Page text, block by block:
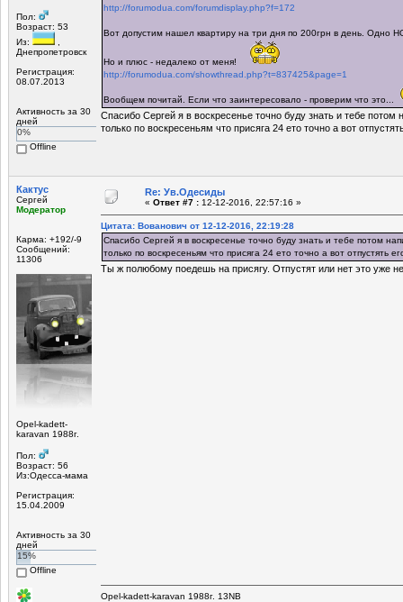
Пол:
Возраст: 53
Из:
Днепропетровск
Регистрация:
08.07.2013
Активность за 30
дней
0%
Offline
http://forumodua.com/forumdisplay.php?f=172
Вот допустим нашел квартиру на три дня по 200грн в день. Одно
Но и плюс - недалеко от меня!
http://forumodua.com/showthread.php?t=837425&page=1
Вообщем почитай. Если что заинтересовало - проверим что это...
Спасибо Сергей я в воскресенье точно буду знать и тебе
только по воскресеньям что присяга 24 ето точно а вот
Кактус
Сергей
Модератор
Карма: +192/-9
Сообщений:
11306
Opel-kadett-
karavan 1988г.
Пол:
Возраст: 56
Из:Одесса-мама
Регистрация:
15.04.2009
Активность за 30
дней
15%
Offline
Re: Ув.Одесиды
« Ответ #7 : 12-12-2016, 22:57:16 »
Цитата: Вованович от 12-12-2016, 22:19:28
Спасибо Сергей я в воскресенье точно буду знать и тебе потом
только по воскресеньям что присяга 24 ето точно а вот отпустять
Ты ж полюбому поедешь на присягу. Отпустят или нет это уже
Opel-kadett-karavan 1988г. 13NB